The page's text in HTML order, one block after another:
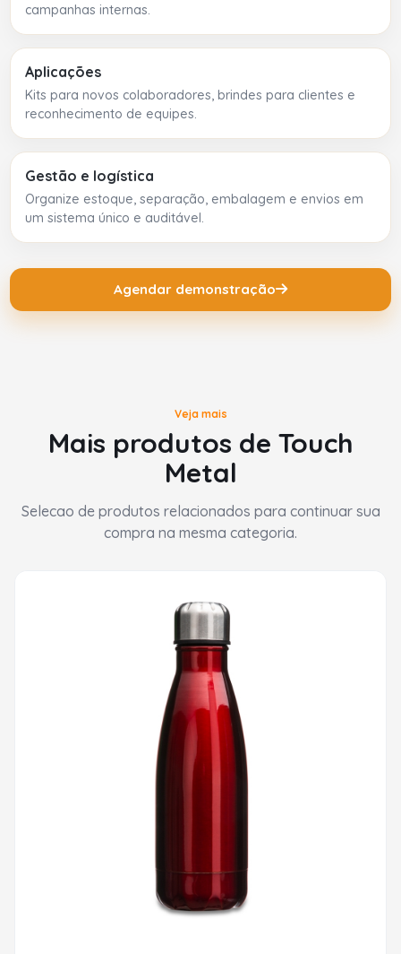
campanhas internas.
Aplicações
Kits para novos colaboradores, brindes para clientes e
reconhecimento de equipes.
Gestão e logística
Organize estoque, separação, embalagem e envios em
um sistema único e auditável.
Agendar demonstração
Veja mais
Mais produtos de Touch
Metal
Selecao de produtos relacionados para continuar sua
compra na mesma categoria.